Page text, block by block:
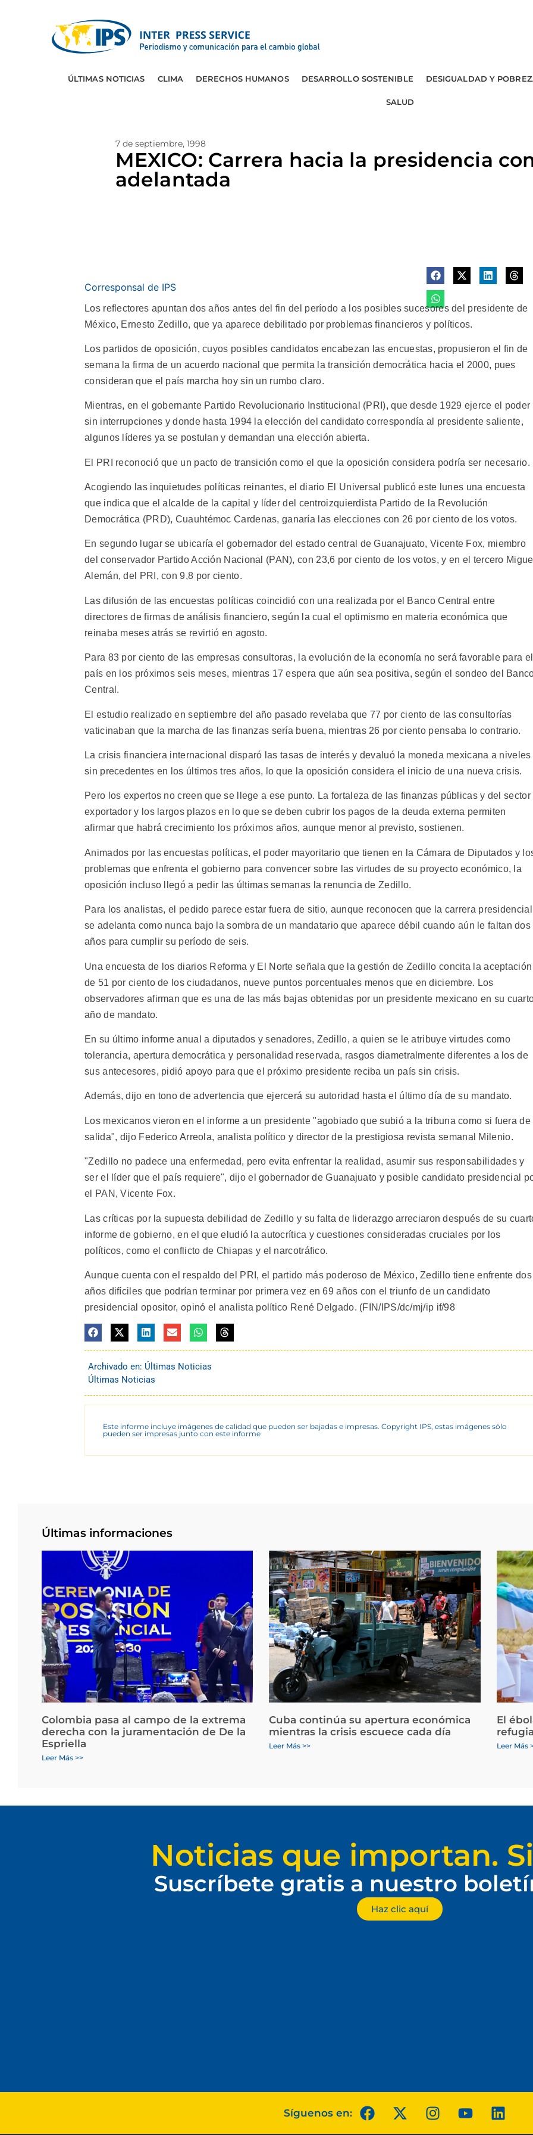
ÚLTIMAS NOTICIAS CLIMA DERECHOS HUMANOS DESARROLLO SOSTENIBLE DESIGUALDAD Y
SALUD
7 de septiembre, 1998
MEXICO: Carrera hacia la presidencia
adelantada
Corresponsal de IPS
Los reflectores apuntan dos años antes del fin del período a los posibles sucesores del presidente de
México, Ernesto Zedillo, que ya aparece debilitado por problemas financieros y políticos.
Los partidos de oposición, cuyos posibles candidatos encabezan las encuestas, propusieron el fin de
semana la firma de un acuerdo nacional que permita la transición democrática hacia el 2000, pues
consideran que el país marcha hoy sin un rumbo claro.
Mientras, en el gobernante Partido Revolucionario Institucional (PRI), que desde 1929 ejerce el poder
sin interrupciones y donde hasta 1994 la elección del candidato correspondía al presidente saliente,
algunos líderes ya se postulan y demandan una elección abierta.
El PRI reconoció que un pacto de transición como el que la oposición considera podría ser necesario.
Acogiendo las inquietudes políticas reinantes, el diario El Universal publicó este lunes una encuesta
que indica que el alcalde de la capital y líder del centroizquierdista Partido de la Revolución
Democrática (PRD), Cuauhtémoc Cardenas, ganaría las elecciones con 26 por ciento de los votos.
En segundo lugar se ubicaría el gobernador del estado central de Guanajuato, Vicente Fox, miembro
del conservador Partido Acción Nacional (PAN), con 23,6 por ciento de los votos, y en el tercero
Alemán, del PRI, con 9,8 por ciento.
Las difusión de las encuestas políticas coincidió con una realizada por el Banco Central entre
directores de firmas de análisis financiero, según la cual el optimismo en materia económica que
reinaba meses atrás se revirtió en agosto.
Para 83 por ciento de las empresas consultoras, la evolución de la economía no será favorable para el
país en los próximos seis meses, mientras 17 espera que aún sea positiva, según el sondeo del
Central.
El estudio realizado en septiembre del año pasado revelaba que 77 por ciento de las consultorías
vaticinaban que la marcha de las finanzas sería buena, mientras 26 por ciento pensaba lo contrario.
La crisis financiera internacional disparó las tasas de interés y devaluó la moneda mexicana a niveles
sin precedentes en los últimos tres años, lo que la oposición considera el inicio de una nueva crisis.
Pero los expertos no creen que se llege a ese punto. La fortaleza de las finanzas públicas y del sector
exportador y los largos plazos en lo que se deben cubrir los pagos de la deuda externa permiten
afirmar que habrá crecimiento los próximos años, aunque menor al previsto, sostienen.
Animados por las encuestas políticas, el poder mayoritario que tienen en la Cámara de Diputados y
problemas que enfrenta el gobierno para convencer sobre las virtudes de su proyecto económico, la
oposición incluso llegó a pedir las últimas semanas la renuncia de Zedillo.
Para los analistas, el pedido parece estar fuera de sitio, aunque reconocen que la carrera presidencial
se adelanta como nunca bajo la sombra de un mandatario que aparece débil cuando aún le faltan dos
años para cumplir su período de seis.
Una encuesta de los diarios Reforma y El Norte señala que la gestión de Zedillo concita la aceptación
de 51 por ciento de los ciudadanos, nueve puntos porcentuales menos que en diciembre. Los
observadores afirman que es una de las más bajas obtenidas por un presidente mexicano en su
año de mandato.
En su último informe anual a diputados y senadores, Zedillo, a quien se le atribuye virtudes como
tolerancia, apertura democrática y personalidad reservada, rasgos diametralmente diferentes a los de
sus antecesores, pidió apoyo para que el próximo presidente reciba un país sin crisis.
Además, dijo en tono de advertencia que ejercerá su autoridad hasta el último día de su mandato.
Los mexicanos vieron en el informe a un presidente "agobiado que subió a la tribuna como si fuera de
salida", dijo Federico Arreola, analista político y director de la prestigiosa revista semanal Milenio.
"Zedillo no padece una enfermedad, pero evita enfrentar la realidad, asumir sus responsabilidades y
ser el líder que el país requiere", dijo el gobernador de Guanajuato y posible candidato presidencial
el PAN, Vicente Fox.
Las críticas por la supuesta debilidad de Zedillo y su falta de liderazgo arreciaron después de su
informe de gobierno, en el que eludió la autocrítica y cuestiones consideradas cruciales por los
políticos, como el conflicto de Chiapas y el narcotráfico.
Aunque cuenta con el respaldo del PRI, el partido más poderoso de México, Zedillo tiene enfrente dos
años difíciles que podrían terminar por primera vez en 69 años con el triunfo de un candidato
presidencial opositor, opinó el analista político René Delgado. (FIN/IPS/dc/mj/ip if/98
Archivado en: Últimas Noticias
Últimas Noticias
Este informe incluye imágenes de calidad que pueden ser bajadas e impresas. Copyright IPS, estas imágenes sólo
pueden ser impresas junto con este informe
Últimas informaciones
Colombia pasa al campo de la extrema
derecha con la juramentación de De la
Espriella
Leer Más >>
Cuba continúa su apertura económica
mientras la crisis escuece cada día
Leer Más >>
El
Leer Más
Noticias que importan.
Suscríbete gratis a nuestro
Haz clic aquí
Síguenos en: